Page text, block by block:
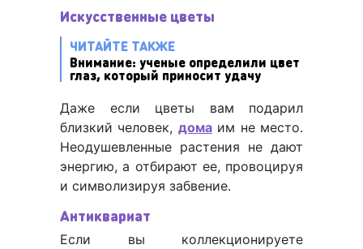
Искусственные цветы
ЧИТАЙТЕ ТАКЖЕ
Внимание: ученые определили цвет
глаз, который приносит удачу
Даже если цветы вам подарил
близкий человек, домаим не место.
Неодушевленные растения не дают
энергию, а отбирают ее, провоцируя
и символизируя забвение.
Антиквариат
Если вы коллекционируете